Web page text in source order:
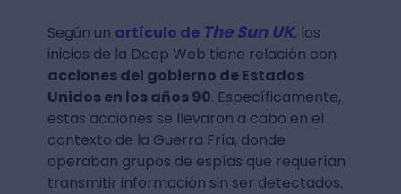
Según un artículo de The Sun UK, los
inicios de la Deep Web tiene relación con
acciones del gobierno de Estados
Unidos en los años 90. Específicamente,
estas acciones se llevaron a cabo en el
contexto de la Guerra Fría, donde
operaban grupos de espías que requerían
transmitir información sin ser detectados.